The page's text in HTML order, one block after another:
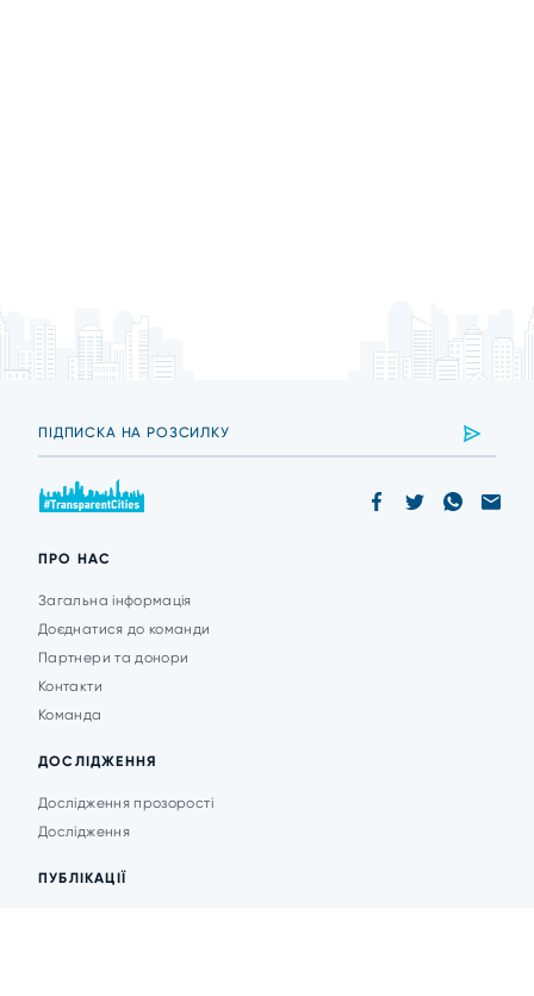
ПРО НАС
Загальна інформація
Доєднатися до команди
Партнери та донори
Контакти
Команда
ДОСЛІДЖЕННЯ
Дослідження прозорості
Дослідження
ПУБЛІКАЦІЇ